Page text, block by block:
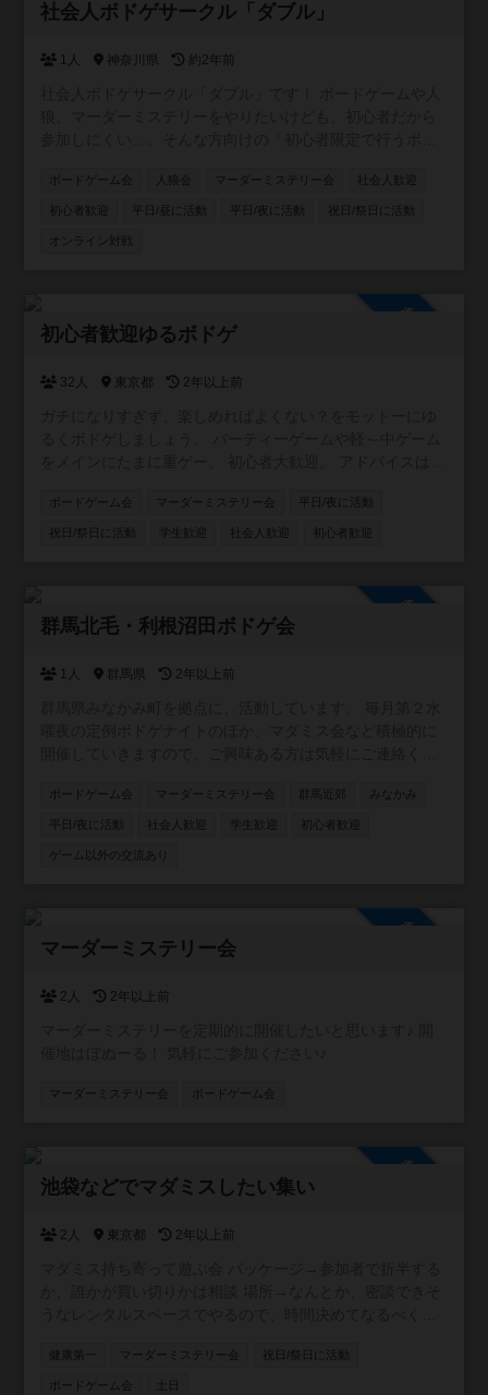
社会人ボドゲサークル「ダブル」
1人 神奈川県 約2年前
ミス会、オンラインでの開催も予定しています！ 開催場所
は横浜・川崎のレンタルスペース、参加メンバーにより都
ーミステリーの初心者によるサークルです。経験者で中
級〜上級のレベルを求める方はご遠慮ください🙇‍♂️ ボードゲ
ルに入っていけるか不安。そんな方はぜひお声掛けくださ
ボードゲーム会 人狼会 マーダーミステリー会 社会人歓迎
初心者歓迎 平日/昼に活動 平日/夜に活動 祝日/祭日に活動
オンライン対戦
初心者歓迎ゆるボドゲ
32人 東京都 2年以上前
でボドゲカフェなどでの開催になるかと思います。
ボードゲーム会 マーダーミステリー会 平日/夜に活動
祝日/祭日に活動 学生歓迎 社会人歓迎 初心者歓迎
群馬北毛・利根沼田ボドゲ会
1人 群馬県 2年以上前
ボードゲーム会 マーダーミステリー会 群馬近郊 みなかみ
平日/夜に活動 社会人歓迎 学生歓迎 初心者歓迎
ゲーム以外の交流あり
マーダーミステリー会
2人 2年以上前
マーダーミステリー会 ボードゲーム会
池袋などでマダミスしたい集い
2人 東京都 2年以上前
健康第一 マーダーミステリー会 祝日/祭日に活動
ボードゲーム会